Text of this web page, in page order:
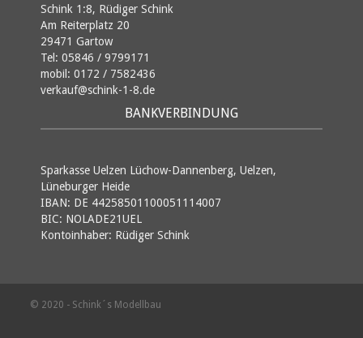
Schink 1:8, Rüdiger Schink
Am Reiterplatz 20
29471 Gartow
Tel: 05846 / 9799171
mobil: 0172 / 7582436
verkauf@schink-1-8.de
BANKVERBINDUNG
Sparkasse Uelzen Lüchow-Dannenberg, Uelzen,
Lüneburger Heide
IBAN: DE 44258501100051114007
BIC: NOLADE21UEL
Kontoinhaber: Rüdiger Schink
© 2020 - Schink´s Modellbau